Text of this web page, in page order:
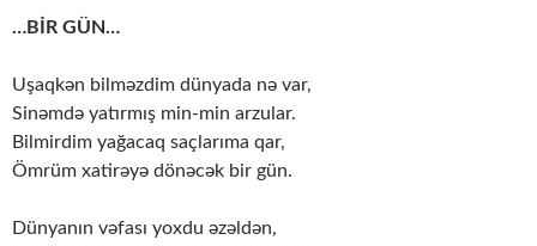
…BİR GÜN…
Uşaqkən bilməzdim dünyada nə var,
Sinəmdə yatırmış min-min arzular.
Bilmirdim yağacaq saçlarıma qar,
Ömrüm xatirəyə dönəcək bir gün.
Dünyanın vəfası yoxdu əzəldən,